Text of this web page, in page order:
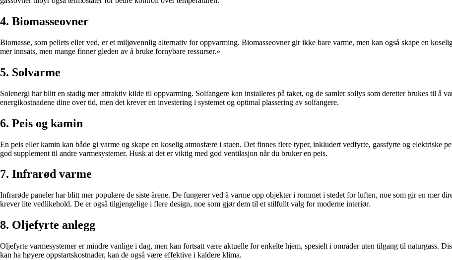
4. Biomasseovner
Biomasse, som pellets eller ved, er et miljøvennlig alternativ for oppvarming. Biomasseovner gir ikke bare varme, men kan også skape en
mer innsats, men mange finner gleden av å bruke fornybare ressurser.»
5. Solvarme
Solenergi har blitt en stadig mer attraktiv kilde til oppvarming. Solfangere kan installeres på taket, og de samler sollys som deretter brukes til å
energikostnadene dine over tid, men det krever en investering i systemet og optimal plassering av solfangere.
6. Peis og kamin
En peis eller kamin kan både gi varme og skape en koselig atmosfære i stuen. Det finnes flere typer, inkludert vedfyrte, gassfyrte og elektriske
god supplement til andre varmesystemer. Husk at det er viktig med god ventilasjon når du bruker en peis.
7. Infrarød varme
Infrarøde paneler har blitt mer populære de siste årene. De fungerer ved å varme opp objekter i rommet i stedet for luften, noe som gir en mer
krever lite vedlikehold. De er også tilgjengelige i flere design, noe som gjør dem til et stilfullt valg for moderne interiør.
8. Oljefyrte anlegg
Oljefyrte varmesystemer er mindre vanlige i dag, men kan fortsatt være aktuelle for enkelte hjem, spesielt i områder uten tilgang til naturgass.
kan ha høyere oppstartskostnader, kan de også være effektive i kaldere klima.